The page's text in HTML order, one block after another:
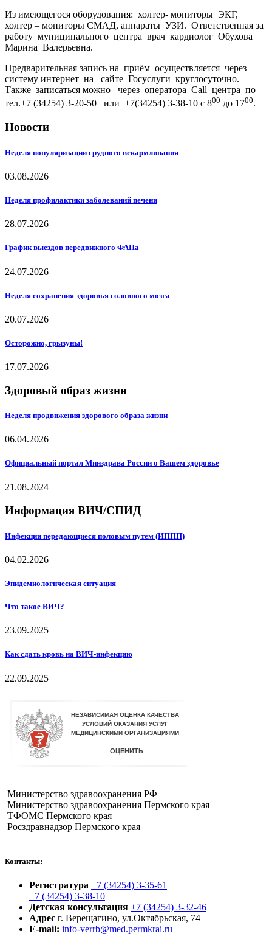
Из имеющегося оборудования: холтер- мониторы ЭКГ,
холтер – мониторы СМАД, аппараты УЗИ. Ответственная за
работу муниципального центра врач кардиолог Обухова
Марина Валерьевна.
Предварительная запись на приём осуществляется через
систему интернет на сайте Госуслуги круглосуточно.
Также записаться можно через оператора Call центра по
тел.+7 (34254) 3-20-50 или +7(34254) 3-38-10 с 800 до 1700.
Новости
Неделя популяризации грудного вскармливания
03.08.2026
Неделя профилактики заболеваний печени
28.07.2026
График выездов передвижного ФАПа
24.07.2026
Неделя сохранения здоровья головного мозга
20.07.2026
Осторожно, грызуны!
17.07.2026
Здоровый образ жизни
Неделя продвижения здорового образа жизни
06.04.2026
Официальный портал Минздрава России о Вашем здоровье
21.08.2024
Информация ВИЧ/СПИД
Инфекции передающиеся половым путем (ИППП)
04.02.2026
Эпидемиологическая ситуация
Что такое ВИЧ?
23.09.2025
Как сдать кровь на ВИЧ-инфекцию
22.09.2025
Министерство здравоохранения РФ
Министерство здравоохранения Пермского края
ТФОМС Пермского края
Росздравнадзор Пермского края
Контакты:
Регистратура +7 (34254) 3-35-61
+7 (34254) 3-38-10
Детская консультация +7 (34254) 3-32-46
Адрес г. Верещагино, ул.Октябрьская, 74
E-mail: info-verrb@med.permkrai.ru